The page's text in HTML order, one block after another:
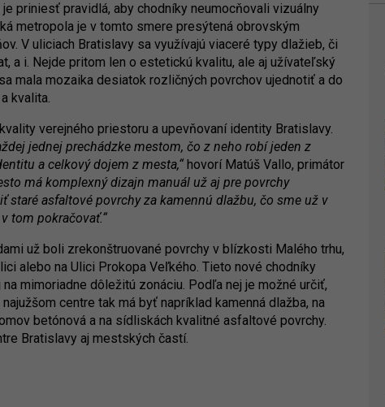
je priniesť pravidlá, aby chodníky neumocňovali vizuálny
metropola je v tomto smere presýtená obrovským
V uliciach Bratislavy sa využívajú viaceré typy dlažieb, či
a i. Nejde pritom len o estetickú kvalitu, ale aj užívateľský
mala mozaika desiatok rozličných povrchov ujednotiť a do
kvalita.
verejného priestoru a upevňovaní identity Bratislavy.
jednej prechádzke mestom, čo z neho robí jeden z
a celkový dojem z mesta,“ hovorí Matúš Vallo, primátor
má komplexný dizajn manuál už aj pre povrchy
asfaltové povrchy za kamennú dlažbu, čo sme už v
tom pokračovať.“
už boli zrekonštruované povrchy v blízkosti Malého trhu,
alebo na Ulici Prokopa Veľkého. Tieto nové chodníky
mimoriadne dôležitú zonáciu. Podľa nej je možné určiť,
centre tak má byť napríklad kamenná dlažba, na
betónová a na sídliskách kvalitné asfaltové povrchy.
Bratislavy aj mestských častí.